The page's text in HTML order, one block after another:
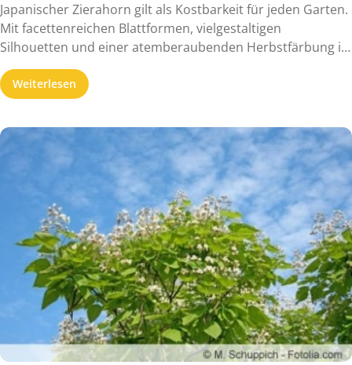
Japanischer Zierahorn gilt als Kostbarkeit für jeden Garten.
Mit facettenreichen Blattformen, vielgestaltigen
Silhouetten und einer atemberaubenden Herbstfärbung ist
...
Weiterlesen